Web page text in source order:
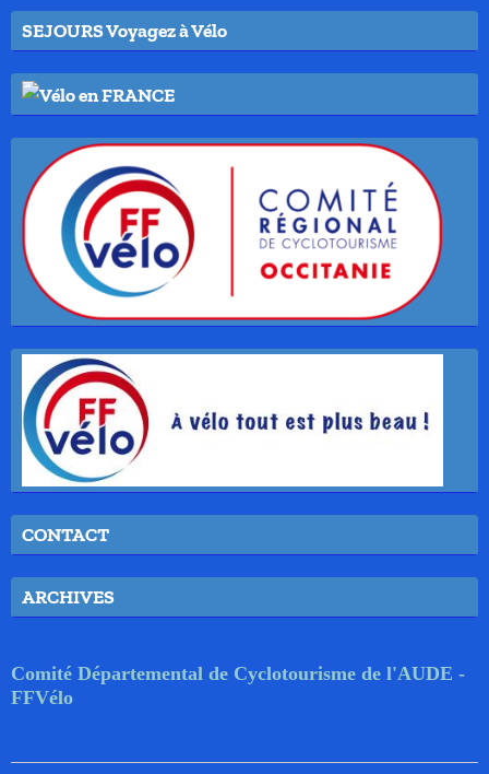
SEJOURS Voyagez à Vélo
CONTACT
ARCHIVES
Comité Départemental de Cyclotourisme de l'AUDE -
FFVélo